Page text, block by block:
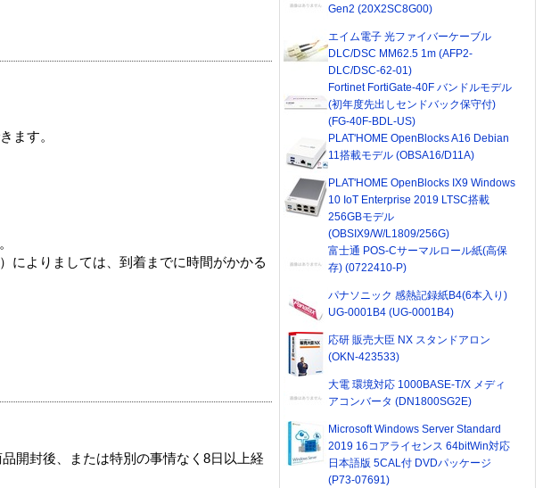
ます。
によりましては、到着までに時間がかかる
開封後、または特別の事情なく8日以上経
Gen2 (20X2SC8G00)
エイム電子 光ファイバーケーブル
DLC/DSC MM62.5 1m (AFP2-
DLC/DSC-62-01)
Fortinet FortiGate-40F バンドルモデル
(初年度先出しセンドバック保守付)
(FG-40F-BDL-US)
PLAT'HOME OpenBlocks A16 Debian
11搭載モデル (OBSA16/D11A)
PLAT'HOME OpenBlocks IX9 Windows
10 IoT Enterprise 2019 LTSC搭載
256GBモデル
(OBSIX9/W/L1809/256G)
富士通 POS-Cサーマルロール紙(高保
存) (0722410-P)
パナソニック 感熱記録紙B4(6本入り)
UG-0001B4 (UG-0001B4)
応研 販売大臣 NX スタンドアロン
(OKN-423533)
大電 環境対応 1000BASE-T/X メディ
アコンバータ (DN1800SG2E)
Microsoft Windows Server Standard
2019 16コアライセンス 64bitWin対応
日本語版 5CAL付 DVDパッケージ
(P73-07691)